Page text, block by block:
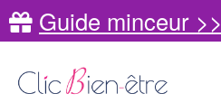
Guide minceur >>